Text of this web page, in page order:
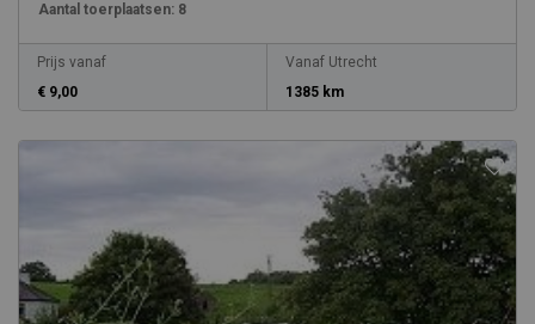
Aantal toerplaatsen: 8
Prijs vanaf
€ 9,00
Vanaf Utrecht
1385 km